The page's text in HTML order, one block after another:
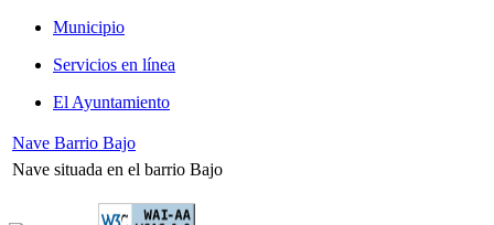
Municipio
Servicios en línea
El Ayuntamiento
Nave Barrio Bajo
Nave situada en el barrio Bajo